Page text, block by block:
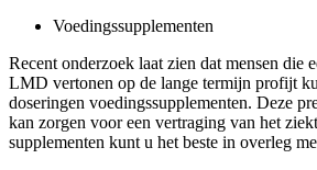
Voedingssupplementen
Recent onderzoek laat zien dat mensen die
LMD vertonen op de lange termijn profijt
doseringen voedingssupplementen. Deze
kan zorgen voor een vertraging van het
supplementen kunt u het beste in overleg